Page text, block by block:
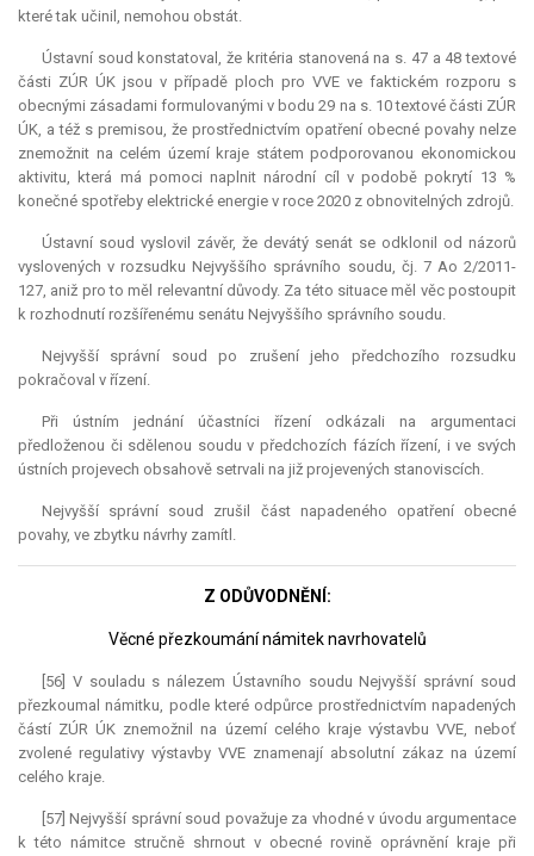
které tak učinil, nemohou obstát.
Ústavní soud konstatoval, že kritéria stanovená na s. 47 a 48 textové
části ZÚR ÚK jsou v případě ploch pro VVE ve faktickém rozporu s
obecnými zásadami formulovanými v bodu 29 na s. 10 textové části ZÚR
ÚK, a též s premisou, že prostřednictvím opatření obecné povahy nelze
znemožnit na celém území kraje státem podporovanou ekonomickou
aktivitu, která má pomoci naplnit národní cíl v podobě pokrytí 13 %
konečné spotřeby elektrické energie v roce 2020 z obnovitelných zdrojů.
Ústavní soud vyslovil závěr, že devátý senát se odklonil od názorů
vyslovených v rozsudku Nejvyššího správního soudu, čj. 7 Ao 2/2011-
127, aniž pro to měl relevantnídůvody. Za této situace měl věc postoupit
k rozhodnutí rozšířenému senátu Nejvyššího správního soudu.
Nejvyšší správní soud po zrušení jeho předchozího rozsudku
pokračoval v řízení.
Při ústním jednání účastníci řízení odkázali na argumentaci
předloženou či sdělenou soudu v předchozích fázích řízení, i ve svých
ústních projevech obsahově setrvali na již projevených stanoviscích.
Nejvyšší správní soud zrušil část napadeného opatření obecné
povahy, ve zbytku návrhy zamítl.
Z ODŮVODNĚNÍ:
Věcné přezkoumání námitek navrhovatelů
[56] V souladu s nálezem Ústavního soudu Nejvyšší správní soud
přezkoumal námitku, podle které odpůrce prostřednictvím napadených
částí ZÚR ÚK znemožnil na území celého kraje výstavbu VVE, neboť
zvolené regulativy výstavby VVE znamenají absolutní zákaz na území
celého kraje.
[57] Nejvyšší správní soud považuje za vhodné v úvodu argumentace
k této námitce stručně shrnout v obecné rovině oprávnění kraje při